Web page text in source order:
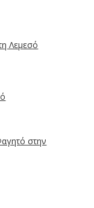
Λεμεσό
στην